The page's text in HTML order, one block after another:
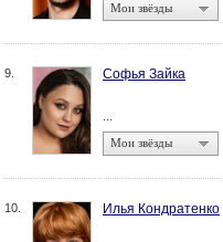
Мои звёзды
9. Софья Зайка
...
Мои звёзды
10. Илья Кондратенко